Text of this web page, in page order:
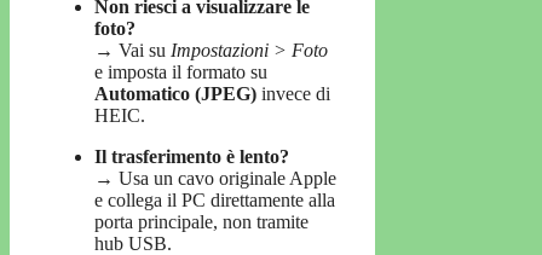
Non riesci a visualizzare le
foto?
→ Vai su Impostazioni > Foto
e imposta il formato su
Automatico (JPEG) invece di
HEIC.
Il trasferimento è lento?
→ Usa un cavo originale Apple
e collega il PC direttamente alla
porta principale, non tramite
hub USB.